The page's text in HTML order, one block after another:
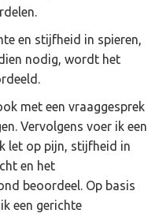
en stijfheid in spieren,
nodig, wordt het
met een vraaggesprek
Vervolgens voer ik een
let op pijn, stijfheid in
en het
beoordeel. Op basis
een gerichte